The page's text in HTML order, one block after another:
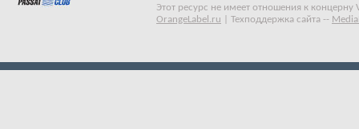
Этот ресурс не имеет отношения к концерну
OrangeLabel.ru
Техподдержка сайта --